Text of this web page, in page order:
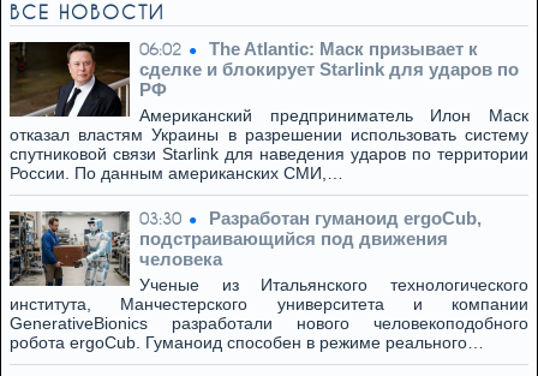
ВСЕ НОВОСТИ
06:02
The Atlantic: Маск призывает к
сделке и блокирует Starlink для ударов по
РФ
Американский предприниматель Илон Маск
отказал властям Украины в разрешении использовать систему
спутниковой связи Starlink для наведения ударов по территории
России. По данным американских СМИ,…
03:30
Разработан гуманоид ergoCub,
подстраивающийся под движения
человека
Ученые из Итальянского технологического
института, Манчестерского университета и компании
GenerativeBionics разработали нового человекоподобного
робота ergoCub. Гуманоид способен в режиме реального…